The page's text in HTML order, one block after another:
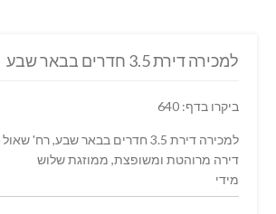
למכירה דירת 3.5 חדרים בבאר שבע
ביקרו בדף: 640
למכירה דירת 3.5 חדרים בבאר שבע, רח' שאול המלך.
דירה מרוהטת ומשופצת, ממוזגת שלוש
מידי